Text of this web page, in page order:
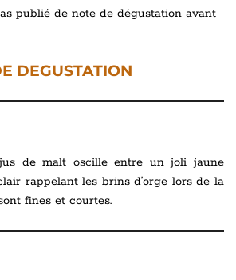
publié de note de dégustation avant
DEGUSTATION
de malt oscille entre un joli jaune
rappelant les brins d’orge lors de la
fines et courtes.